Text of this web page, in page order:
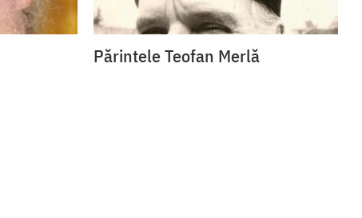
Părintele Teofan Merlă